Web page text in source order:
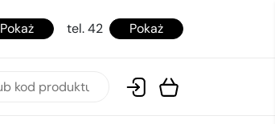
Pokaż tel. 42 Pokaż